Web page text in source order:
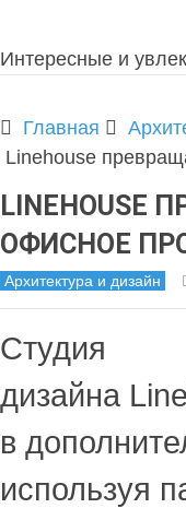
Интересные и
Главная
Linehouse
ОФИСНОЕ
Архитектура и дизайн
Студия
дизайна
в
используя